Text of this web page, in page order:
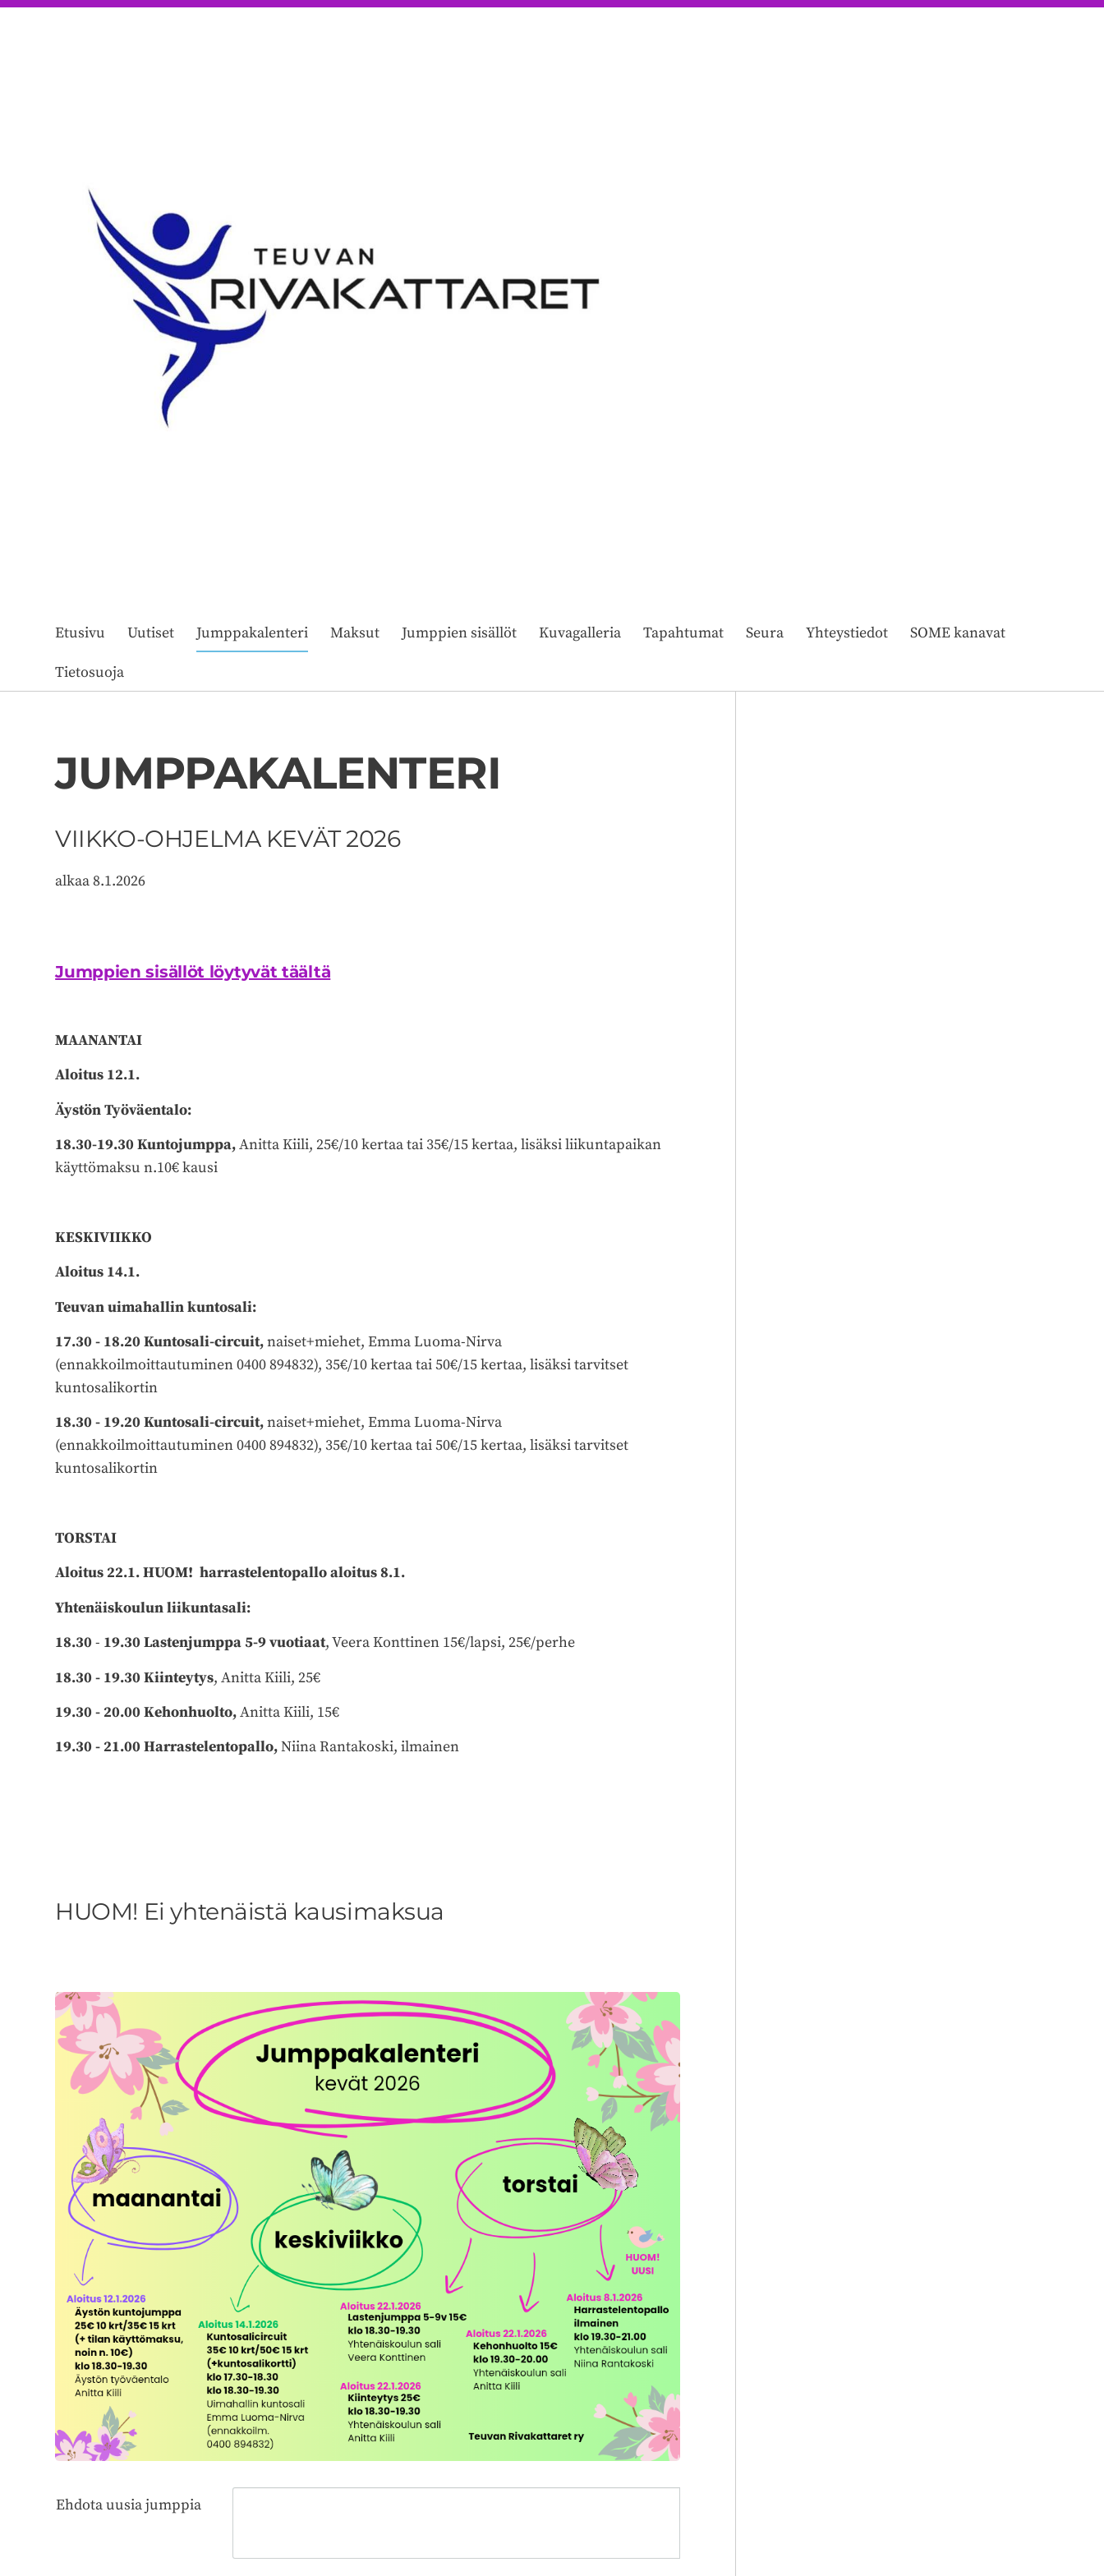
Teuvan Rivakattaret ry
Etusivu Uutiset Jumppakalenteri Maksut Jumppien sisällöt Kuvagalleria Tapahtumat Seura Yhteystiedot SOME kanavat
Tietosuoja
JUMPPAKALENTERI
VIIKKO-OHJELMA KEVÄT 2026
alkaa 8.1.2026
Jumppien sisällöt löytyvät täältä
MAANANTAI
Aloitus 12.1.
Äystön Työväentalo:
18.30-19.30 Kuntojumppa,Anitta Kiili, 25€/10 kertaa tai 35€/15 kertaa, lisäksi liikuntapaikan
käyttömaksu n.10€ kausi
KESKIVIIKKO
Aloitus 14.1.
Teuvan uimahallin kuntosali:
17.30 - 18.20 Kuntosali-circuit,naiset+miehet, Emma Luoma-Nirva
(ennakkoilmoittautuminen 0400 894832), 35€/10 kertaa tai 50€/15 kertaa, lisäksi tarvitset
kuntosalikortin
18.30 - 19.20 Kuntosali-circuit,naiset+miehet, Emma Luoma-Nirva
(ennakkoilmoittautuminen 0400 894832), 35€/10 kertaa tai 50€/15 kertaa, lisäksi tarvitset
kuntosalikortin
TORSTAI
Aloitus 22.1. HUOM! harrastelentopallo aloitus 8.1.
Yhtenäiskoulun liikuntasali:
18.30 - 19.30 Lastenjumppa 5-9 vuotiaat, Veera Konttinen 15€/lapsi, 25€/perhe
18.30 - 19.30 Kiinteytys, Anitta Kiili, 25€
19.30 - 20.00 Kehonhuolto,Anitta Kiili, 15€
19.30 - 21.00 Harrastelentopallo,Niina Rantakoski, ilmainen
HUOM! Ei yhtenäistä kausimaksua
Ehdota uusia jumppia